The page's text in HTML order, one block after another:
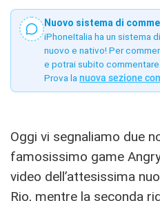
Nuovo sistema di
iPhoneItalia ha un sistema
nuovo e nativo! Per
e potrai subito commentare.
Prova la nuova sezione
Oggi vi segnaliamo due
famosissimo game
video dell’attesissima
Rio, mentre la seconda